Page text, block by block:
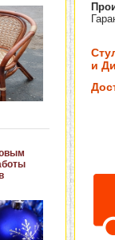
кресел
из
так и
и
и